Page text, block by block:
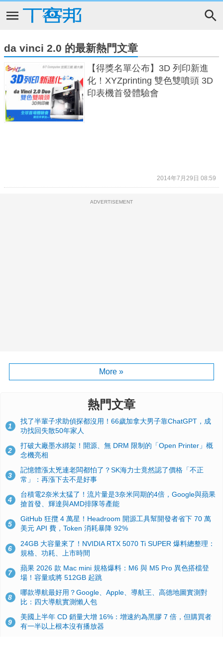
da vinci 2.0 的最新熱門文章
【得獎名單公布】3D 列印新進
化！XYZprinting 雙色雙噴頭 3D
印表機首發體驗會
2014年7月29日 08:59
ADVERTISEMENT
More »
熱門文章
1
找了半輩子求助偵探都沒用！66歲加拿大男子靠ChatGPT，成
功找回失散50年家人
2
打破大廠墨水綁架！開源、無 DRM 限制的「Open Printer」概
念機亮相
3
記憶體漲太兇連老闆都怕了？SK海力士竟然認了價格「不正
常」：再漲下去不是好事
4
台積電2奈米太猛了！流片量是3奈米同期的4倍，Google與蘋果
搶首發、輝達與AMD排隊等產能
5
GitHub 狂攬 4 萬星！Headroom 開源工具幫開發者省下 70 萬
美元 API 費，Token 消耗暴降 92%
6
24GB 大容量來了！NVIDIA RTX 5070 Ti SUPER 爆料總整理：
規格、功耗、上市時間
7
蘋果 2026 款 Mac mini 規格爆料：M6 與 M5 Pro 異色搭檔登
場！容量或將 512GB 起跳
8
哪款導航最好用？Google、Apple、導航王、高德地圖實測對
比：四大導航實測懶人包
9
美國上半年 CD 銷量大增 16%：增速約為黑膠 7 倍，但購買者
有一半以上根本沒有播放器